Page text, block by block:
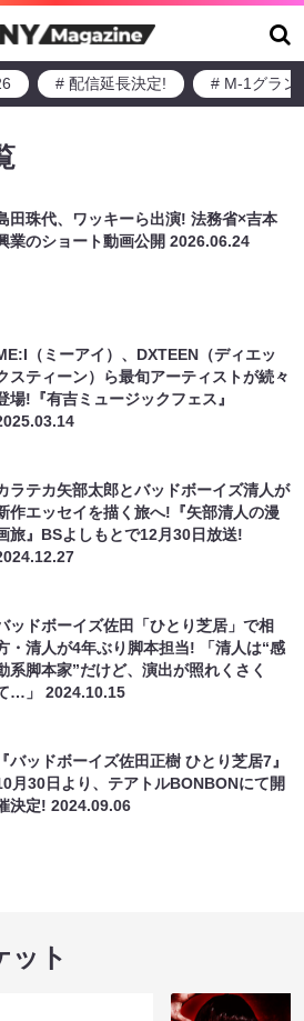
# 配信延長決定! # M-1グラン
田珠代、ワッキーら出演! 法務省×吉本
業のショート動画公開2026.06.24
（ミーアイ）、DXTEEN（ディエッ
スティーン）ら最旬アーティストが続々
場!『有吉ミュージックフェス』
ラテカ矢部太郎とバッドボーイズ清人が
作エッセイを描く旅へ!『矢部清人の漫
旅』BSよしもとで12月30日放送!
ッドボーイズ佐田「ひとり芝居」で相
・清人が4年ぶり脚本担当! 「清人は“感
系脚本家”だけど、演出が照れくさく
…」2024.10.15
『バッドボーイズ佐田正樹 ひとり芝居7』
月30日より、テアトルBONBONにて開
決定!2024.09.06
ット